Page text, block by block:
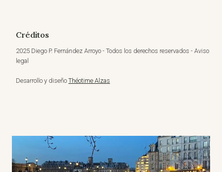
Créditos
2025 Diego P. Fernández Arroyo - Todos los derechos reservados - Aviso
legal
Desarrollo y diseño Théotime Alzas